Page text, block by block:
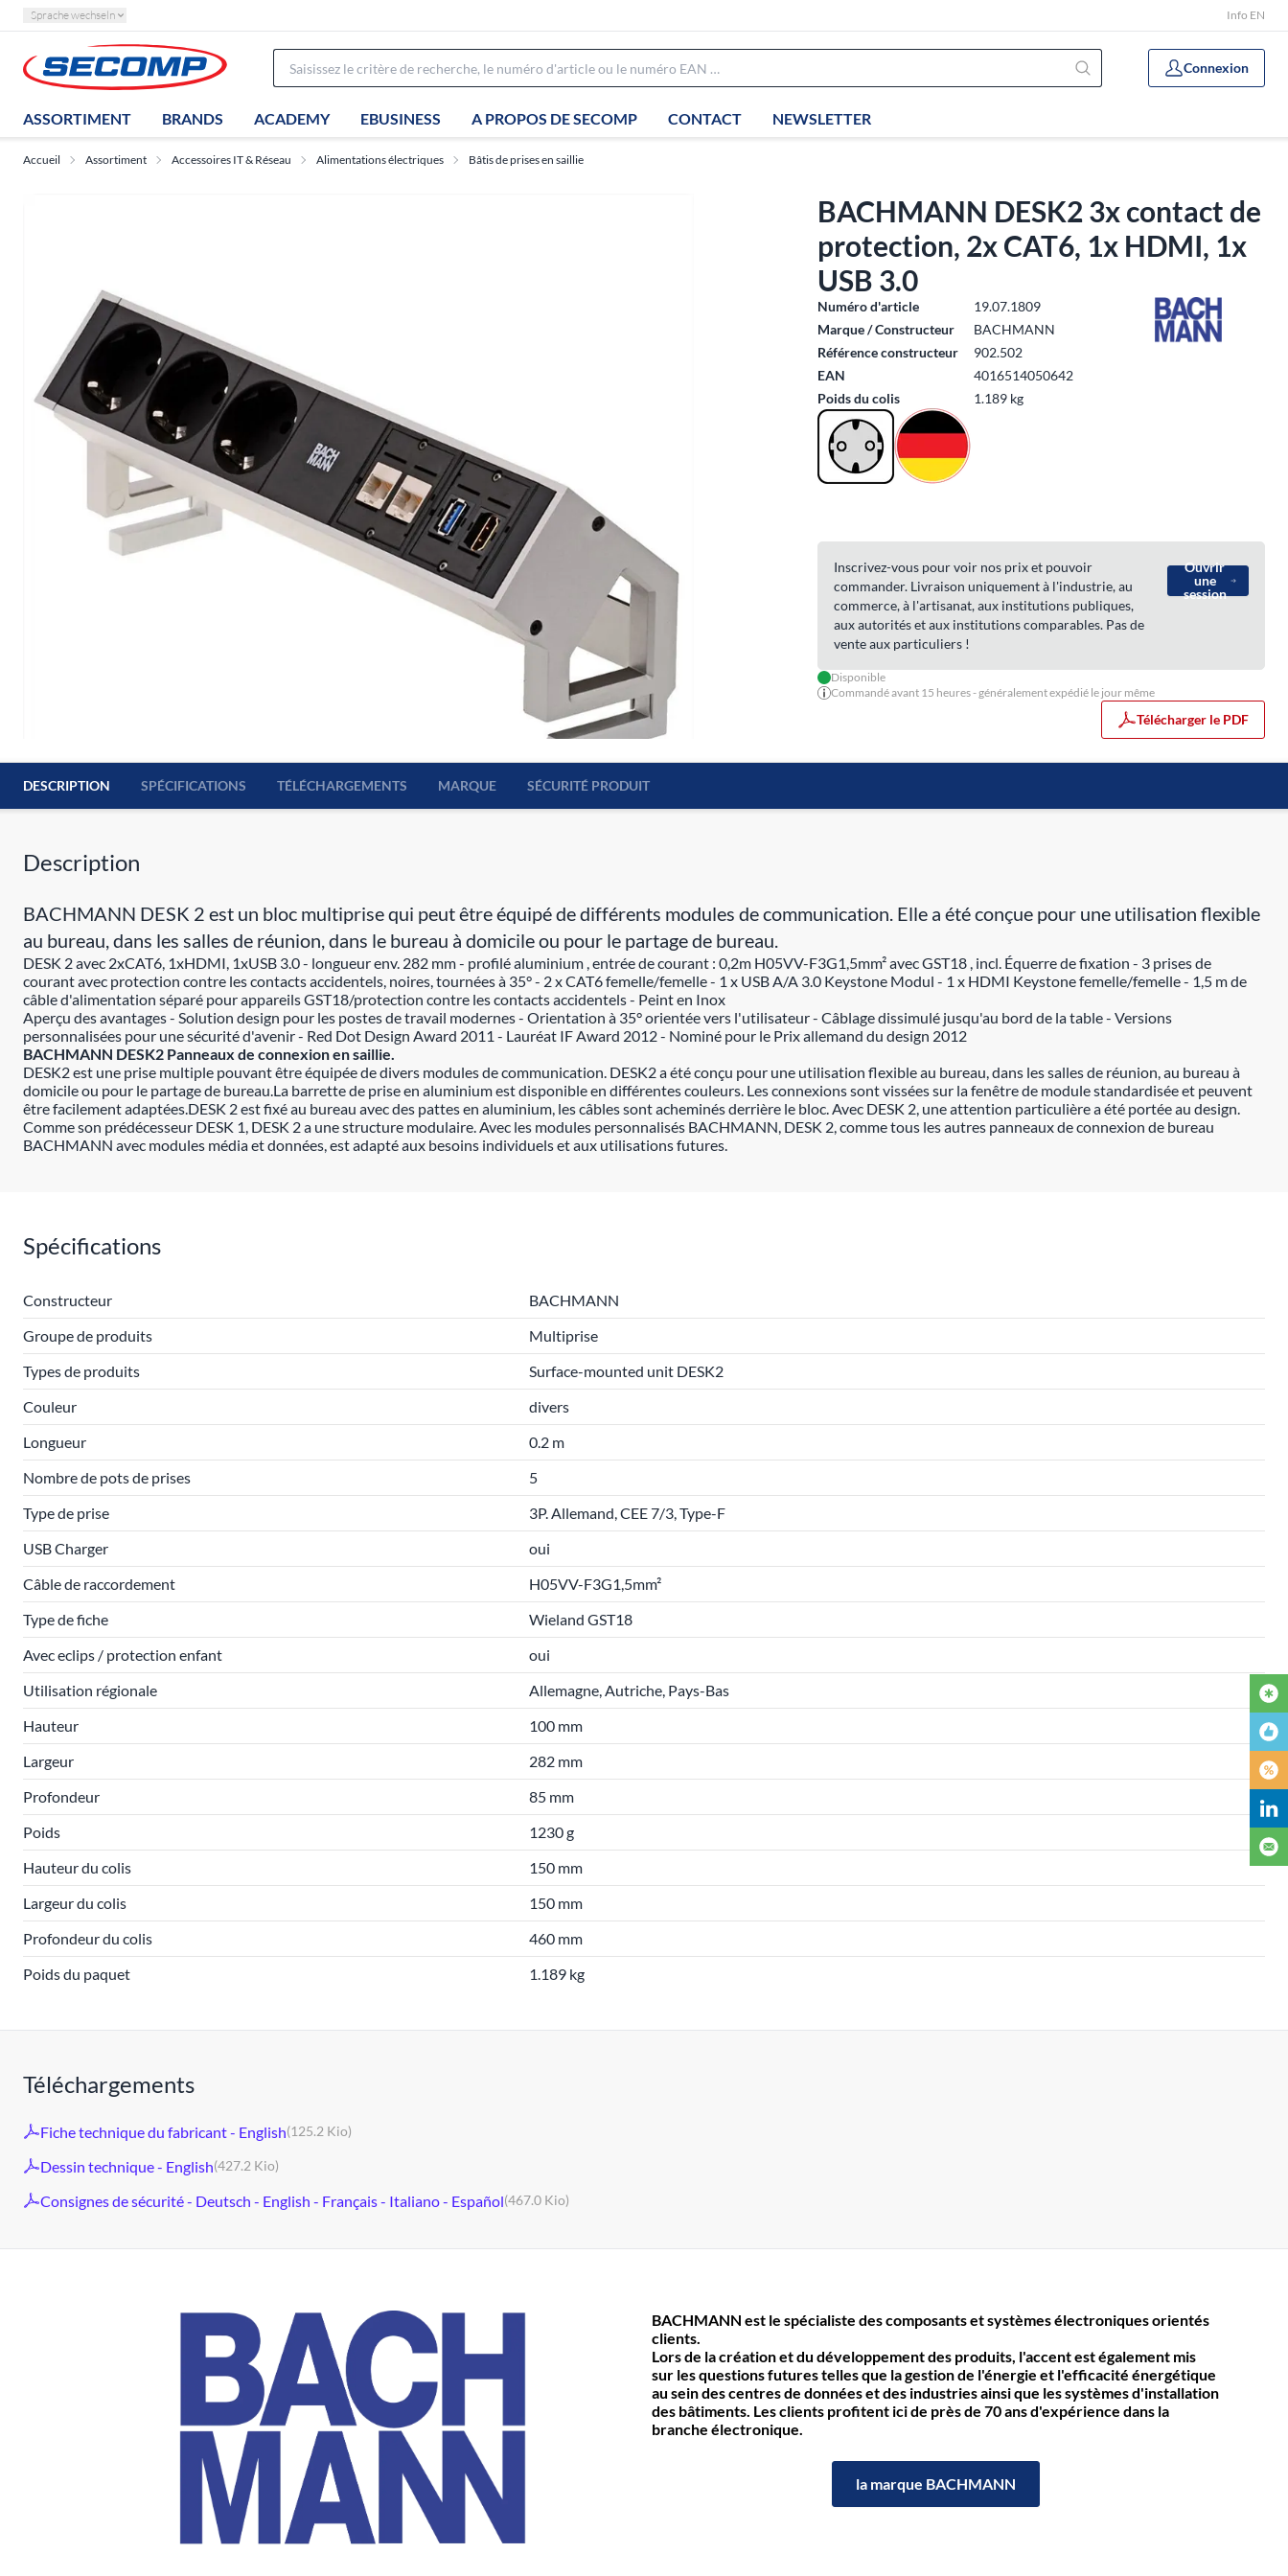
Sprache wechseln Info EN
Connexion
ASSORTIMENT BRANDS ACADEMY EBUSINESS A PROPOS DE SECOMP CONTACT NEWSLETTER
Accueil Assortiment Accessoires IT & Réseau Alimentations électriques Bâtis de prises en saillie
BACHMANN DESK2 3x contact de
protection, 2x CAT6, 1x HDMI, 1x
USB 3.0
Numéro d'article
19.07.1809
Marque / Constructeur
BACHMANN
Référence constructeur
902.502
EAN
4016514050642
Poids du colis
1.189 kg
Inscrivez-vous pour voir nos prix et pouvoir
commander. Livraison uniquement à l'industrie, au
commerce, à l'artisanat, aux institutions publiques,
aux autorités et aux institutions comparables. Pas de
vente aux particuliers !
Ouvrir
une
session
Disponible
Commandé avant 15 heures - généralement expédié le jour même
Télécharger le PDF
DESCRIPTION SPÉCIFICATIONS TÉLÉCHARGEMENTS MARQUE SÉCURITÉ PRODUIT
Description
BACHMANN DESK 2 est un bloc multiprise qui peut être équipé de différents modules de communication. Elle a été conçue pour une utilisation flexible
au bureau, dans les salles de réunion, dans le bureau à domicile ou pour le partage de bureau.
DESK 2 avec 2xCAT6, 1xHDMI, 1xUSB 3.0 - longueur env. 282 mm - profilé aluminium , entrée de courant : 0,2m H05VV-F3G1,5mm² avec GST18 , incl. Équerre de fixation - 3 prises de
courant avec protection contre les contacts accidentels, noires, tournées à 35° - 2 x CAT6 femelle/femelle - 1 x USB A/A 3.0 Keystone Modul - 1 x HDMI Keystone femelle/femelle - 1,5 m de
câble d'alimentation séparé pour appareils GST18/protection contre les contacts accidentels - Peint en Inox
Aperçu des avantages - Solution design pour les postes de travail modernes - Orientation à 35° orientée vers l'utilisateur - Câblage dissimulé jusqu'au bord de la table - Versions
personnalisées pour une sécurité d'avenir - Red Dot Design Award 2011 - Lauréat IF Award 2012 - Nominé pour le Prix allemand du design 2012
BACHMANN DESK2 Panneaux de connexion en saillie.
DESK2 est une prise multiple pouvant être équipée de divers modules de communication. DESK2 a été conçu pour une utilisation flexible au bureau, dans les salles de réunion, au bureau à
domicile ou pour le partage de bureau.La barrette de prise en aluminium est disponible en différentes couleurs. Les connexions sont vissées sur la fenêtre de module standardisée et peuvent
être facilement adaptées.DESK 2 est fixé au bureau avec des pattes en aluminium, les câbles sont acheminés derrière le bloc. Avec DESK 2, une attention particulière a été portée au design.
Comme son prédécesseur DESK 1, DESK 2 a une structure modulaire. Avec les modules personnalisés BACHMANN, DESK 2, comme tous les autres panneaux de connexion de bureau
BACHMANN avec modules média et données, est adapté aux besoins individuels et aux utilisations futures.
Spécifications
Constructeur
BACHMANN
Groupe de produits
Multiprise
Types de produits
Surface-mounted unit DESK2
Couleur
divers
Longueur
0.2 m
Nombre de pots de prises
5
Type de prise
3P. Allemand, CEE 7/3, Type-F
USB Charger
oui
Câble de raccordement
H05VV-F3G1,5mm²
Type de fiche
Wieland GST18
Avec eclips / protection enfant
oui
Utilisation régionale
Allemagne, Autriche, Pays-Bas
Hauteur
100 mm
Largeur
282 mm
Profondeur
85 mm
Poids
1230 g
Hauteur du colis
150 mm
Largeur du colis
150 mm
Profondeur du colis
460 mm
Poids du paquet
1.189 kg
Téléchargements
Fiche technique du fabricant - English(125.2 Kio)
Dessin technique - English(427.2 Kio)
Consignes de sécurité - Deutsch - English - Français - Italiano - Español(467.0 Kio)
BACHMANN est le spécialiste des composants et systèmes électroniques orientés
clients.
Lors de la création et du développement des produits, l'accent est également mis
sur les questions futures telles que la gestion de l'énergie et l'efficacité énergétique
au sein des centres de données et des industries ainsi que les systèmes d'installation
des bâtiments. Les clients profitent ici de près de 70 ans d'expérience dans la
branche électronique.
la marque BACHMANN